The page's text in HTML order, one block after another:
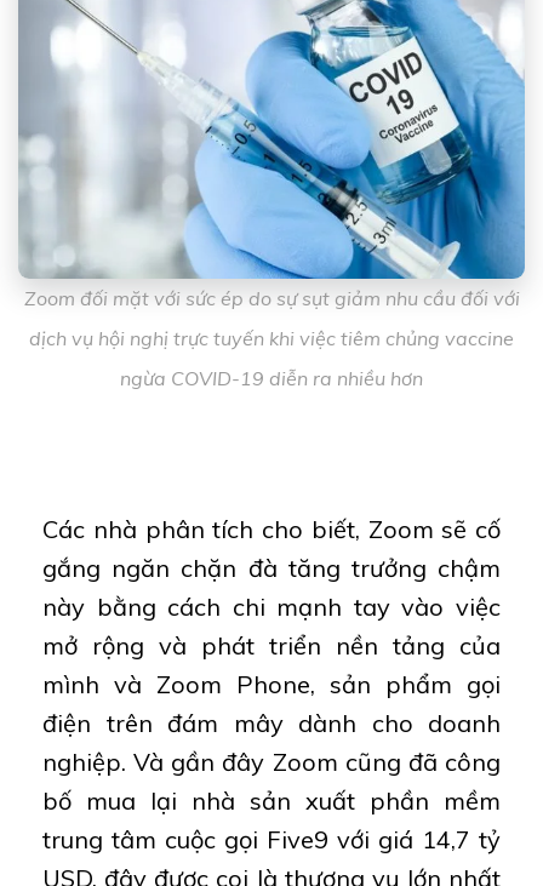
Zoom đối mặt với sức ép do sự sụt giảm nhu cầu đối với
dịch vụ hội nghị trực tuyến khi việc tiêm chủng vaccine
ngừa COVID-19 diễn ra nhiều hơn
Các nhà phân tích cho biết, Zoom sẽ cố
gắng ngăn chặn đà tăng trưởng chậm
này bằng cách chi mạnh tay vào việc
mở rộng và phát triển nền tảng của
mình và Zoom Phone, sản phẩm gọi
điện trên đám mây dành cho doanh
nghiệp. Và gần đây Zoom cũng đã công
bố mua lại nhà sản xuất phần mềm
trung tâm cuộc gọi Five9 với giá 14,7 tỷ
USD, đây được coi là thương vụ lớn nhất